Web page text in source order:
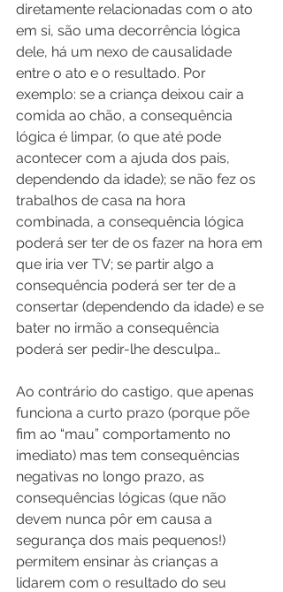
diretamente relacionadas com o ato
em si, são uma decorrência lógica
dele, há um nexo de causalidade
entre o ato e o resultado. Por
exemplo: se a criança deixou cair a
comida ao chão, a consequência
lógica é limpar, (o que até pode
acontecer com a ajuda dos pais,
dependendo da idade); se não fez os
trabalhos de casa na hora
combinada, a consequência lógica
poderá ser ter de os fazer na hora em
que iria ver TV; se partir algo a
consequência poderá ser ter de a
consertar (dependendo da idade) e se
bater no irmão a consequência
poderá ser pedir-lhe desculpa…
Ao contrário do castigo, que apenas
funciona a curto prazo (porque põe
fim ao “mau” comportamento no
imediato) mas tem consequências
negativas no longo prazo, as
consequências lógicas (que não
devem nunca pôr em causa a
segurança dos mais pequenos!)
permitem ensinar às crianças a
lidarem com o resultado do seu